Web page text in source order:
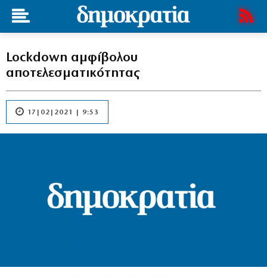
Lockdown αμφίβολου
αποτελεσματικότητας
17|02|2021 | 9:53